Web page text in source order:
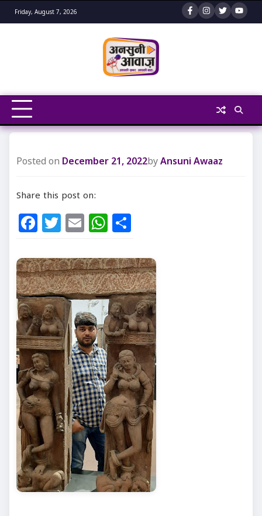
Skip
to
Friday, August 7, 2026
Posted on December 21, 2022byAnsuni Awaaz
Share this post on:
Facebook
Twitter
EmailWhatsApp